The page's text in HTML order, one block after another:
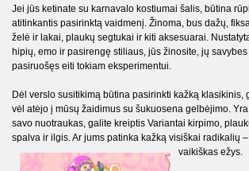
Jei jūs ketinate su karnavalo kostiumai šalis, būtina
atitinkantis pasirinktą vaidmenį. Žinoma, bus dažų,
želė ir lakai, plaukų segtukai ir kiti aksesuarai.
hipių, emo ir pasirengę stiliaus, jūs žinosite, jų
pasiruošęs eiti tokiam eksperimentui.
Dėl verslo susitikimą būtina pasirinkti kažką klasikinis,
vėl atėjo į mūsų žaidimus su šukuosena gelbėjimo.
savo nuotraukas, galite kreiptis Variantai kirpimo,
spalva ir ilgis. Ar jums patinka kažką visiškai radikalių
vaikiškas ežys.